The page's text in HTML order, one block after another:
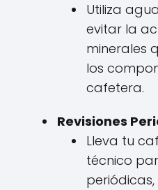
Utiliza
evitar la
minerales
los
cafetera.
Revisiones
Lleva tu
técnico